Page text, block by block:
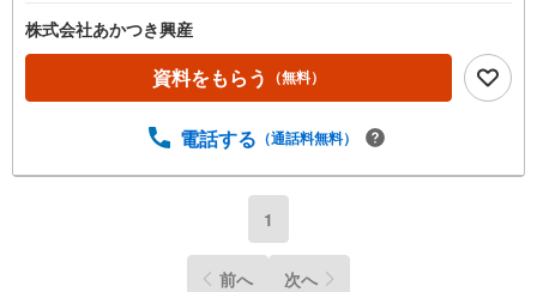
株式会社あかつき興産
資料をもらう （無料）
電話する （通話料無料）
1
前へ 次へ